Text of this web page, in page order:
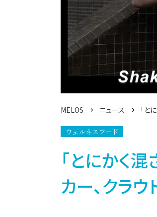
MELOS ニュース 「と
ウェルネスフード
「とにかく
カー、クラ